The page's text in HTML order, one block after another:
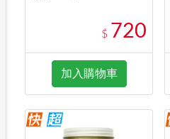
$ 720
加入購物車